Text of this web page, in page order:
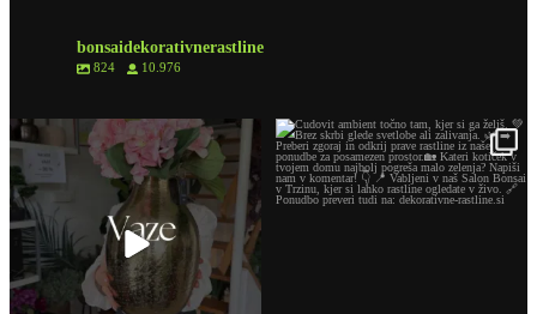
bonsaidekorativnerastline
824 10.976